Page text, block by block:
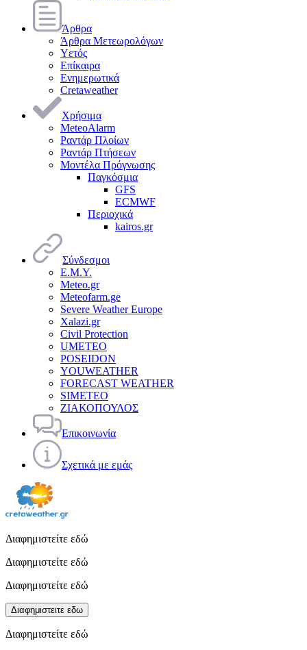
Άρθρα
Άρθρα Μετεωρολόγων
Υετός
Επίκαιρα
Ενημερωτικά
Cretaweather
Χρήσιμα
MeteoAlarm
Ραντάρ Πλοίων
Ραντάρ Πτήσεων
Μοντέλα Πρόγνωσης
Παγκόσμια
GFS
ECMWF
Περιοχικά
kairos.gr
Σύνδεσμοι
Ε.Μ.Υ.
Meteo.gr
Meteofarm.ge
Severe Weather Europe
Xalazi.gr
Civil Protection
UMETEO
POSEIDON
YOUWEATHER
FORECAST WEATHER
SIMETEO
ΖΙΑΚΟΠΟΥΛΟΣ
Επικοινωνία
Σχετικά με εμάς
Διαφημιστείτε εδώ
Διαφημιστείτε εδώ
Διαφημιστείτε εδώ
Διαφημιστειτε εδω
Διαφημιστείτε εδώ